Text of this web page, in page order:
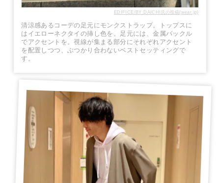
EDIFICE/BY DAICHI氏の投稿(wear.jp)
清涼感あるコーデの足元にモンクストラップ。トップスに
はイエローネクタイの挿し色を。足元には、金属バックル
でアクセントを。視線が集まる部分にそれぞれアクセント
を配置しつつ、ぶつかり合わないベストセッティングで
す。